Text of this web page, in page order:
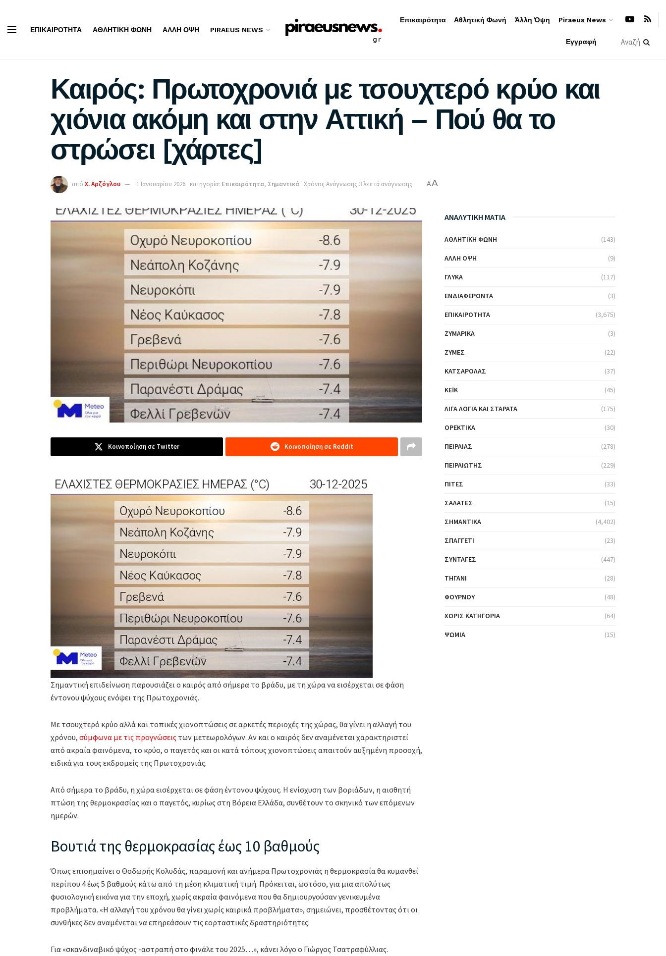
ΕΠΙΚΑΙΡΌΤΗΤΑ ΑΘΛΗΤΙΚΉ ΦΩΝΉ ΆΛΛΗ ΌΨΗ PIRAEUS NEWS
Επικαιρότητα Αθλητική Φωνή Άλλη Όψη Piraeus News
Εγγραφή
Καιρός: Πρωτοχρονιά με τσουχτερό κρύο και
χιόνια ακόμη και στην Αττική – Πού θα το
στρώσει [χάρτες]
από Χ. Αρζόγλου 1 Ιανουαρίου 2026 κατηγορία: Επικαιρότητα, Σημαντικά Χρόνος Ανάγνωσης:3 λεπτά ανάγνωσης AA
Κοινοποίηση σε Twitter Κοινοποίηση σε Reddit
Σημαντική επιδείνωση παρουσιάζει ο καιρός από σήμερα το βράδυ, με τη χώρα να εισέρχεται σε φάση
έντονου ψύχους ενόψει της Πρωτοχρονιάς.
Με τσουχτερό κρύο αλλά και τοπικές χιονοπτώσεις σε αρκετές περιοχές της χώρας, θα γίνει η αλλαγή του
χρόνου, σύμφωνα με τις προγνώσεις των μετεωρολόγων. Αν και ο καιρός δεν αναμένεται χαρακτηριστεί
από ακραία φαινόμενα, το κρύο, ο παγετός και οι κατά τόπους χιονοπτώσεις απαιτούν αυξημένη προσοχή,
ειδικά για τους εκδρομείς της Πρωτοχρονιάς.
Από σήμερα το βράδυ, η χώρα εισέρχεται σε φάση έντονου ψύχους. Η ενίσχυση των βοριάδων, η αισθητή
πτώση της θερμοκρασίας και ο παγετός, κυρίως στη Βόρεια Ελλάδα, συνθέτουν το σκηνικό των επόμενων
ημερών.
Βουτιά της θερμοκρασίας έως 10 βαθμούς
Όπως επισημαίνει ο Θοδωρής Κολυδάς, παραμονή και ανήμερα Πρωτοχρονιάς η θερμοκρασία θα κυμανθεί
περίπου 4 έως 5 βαθμούς κάτω από τη μέση κλιματική τιμή. Πρόκειται, ωστόσο, για μια απολύτως
φυσιολογική εικόνα για την εποχή, χωρίς ακραία φαινόμενα που θα δημιουργούσαν γενικευμένα
προβλήματα. «Η αλλαγή του χρόνου θα γίνει χωρίς καιρικά προβλήματα», σημειώνει, προσθέτοντας ότι οι
συνθήκες δεν αναμένεται να επηρεάσουν τις εορταστικές δραστηριότητες.
Για «σκανδιναβικό ψύχος -αστραπή στο φινάλε του 2025…», κάνει λόγο ο Γιώργος Τσατραφύλλιας.
ΑΝΑΛΥΤΙΚΗ ΜΑΤΙΑ
ΑΘΛΗΤΙΚΉ ΦΩΝΉ (143)
ΆΛΛΗ ΌΨΗ (9)
ΓΛΥΚΆ (117)
ΕΝΔΙΑΦΈΡΟΝΤΑ (3)
ΕΠΙΚΑΙΡΌΤΗΤΑ (3,675)
ΖΥΜΑΡΙΚΆ (3)
ΖΎΜΕΣ (22)
ΚΑΤΣΑΡΌΛΑΣ (37)
ΚΈΙΚ (45)
ΛΊΓΑ ΛΌΓΙΑ ΚΑΙ ΣΤΑΡΆΤΑ (175)
ΟΡΕΚΤΙΚΆ (30)
ΠΕΙΡΑΙΆΣ (278)
ΠΕΙΡΑΙΏΤΗΣ (229)
ΠΊΤΕΣ (33)
ΣΑΛΆΤΕΣ (15)
ΣΗΜΑΝΤΙΚΆ (4,402)
ΣΠΑΓΓΈΤΙ (23)
ΣΥΝΤΑΓΈΣ (447)
ΤΗΓΆΝΙ (28)
ΦΟΎΡΝΟΥ (48)
ΧΩΡΊΣ ΚΑΤΗΓΟΡΊΑ (64)
ΨΩΜΙΆ (15)